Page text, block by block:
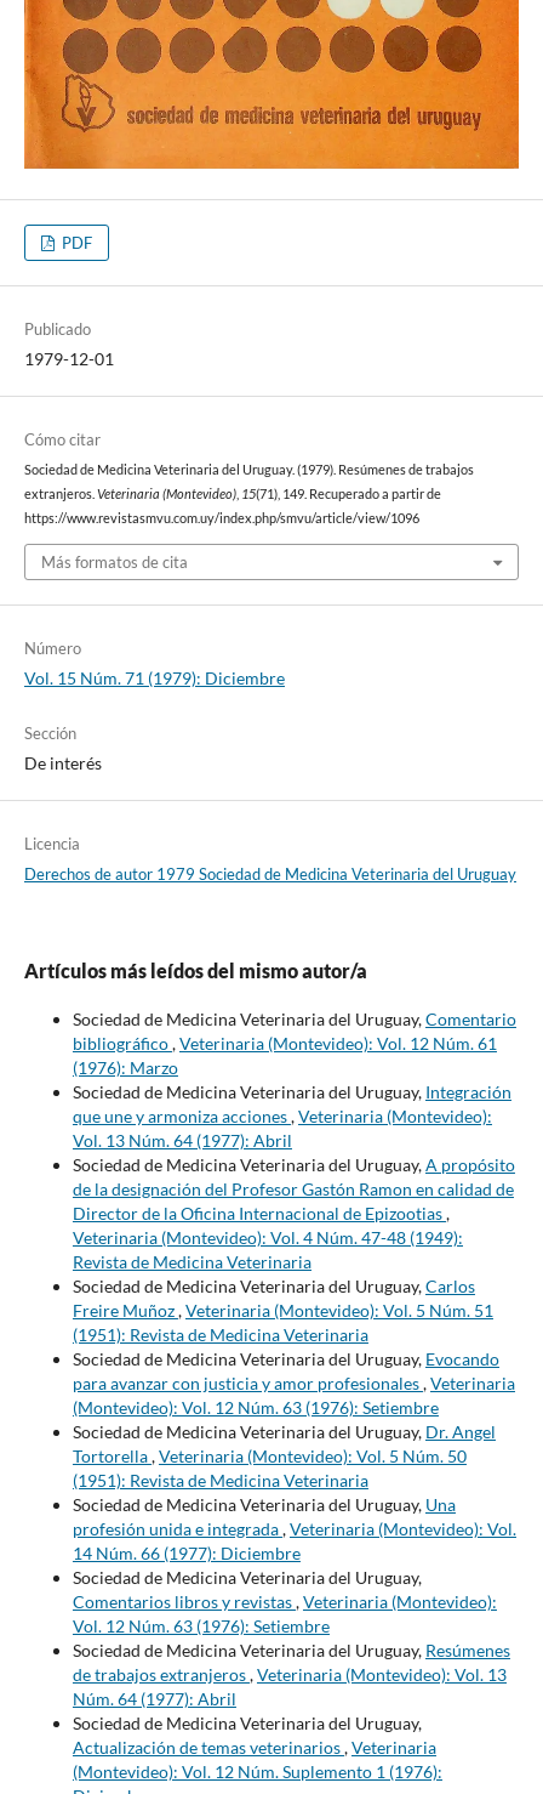
PDF
Publicado
1979-12-01
Cómo citar
Sociedad de Medicina Veterinaria del Uruguay. (1979). Resúmenes de trabajos
extranjeros. Veterinaria (Montevideo), 15(71), 149. Recuperado a partir de
https://www.revistasmvu.com.uy/index.php/smvu/article/view/1096
Más formatos de cita
Número
Vol. 15 Núm. 71 (1979): Diciembre
Sección
De interés
Licencia
Derechos de autor 1979 Sociedad de Medicina Veterinaria del Uruguay
Artículos más leídos del mismo autor/a
Sociedad de Medicina Veterinaria del Uruguay,Comentario
bibliográfico,Veterinaria (Montevideo): Vol. 12 Núm. 61
(1976): Marzo
Sociedad de Medicina Veterinaria del Uruguay, Integración
que une y armoniza acciones,Veterinaria (Montevideo):
Vol. 13 Núm. 64 (1977): Abril
Sociedad de Medicina Veterinaria del Uruguay,A propósito
de la designación del Profesor Gastón Ramon en calidad de
Director de la Oficina Internacional de Epizootias,
Veterinaria (Montevideo): Vol. 4 Núm. 47-48 (1949):
Revista de Medicina Veterinaria
Sociedad de Medicina Veterinaria del Uruguay,Carlos
Freire Muñoz,Veterinaria (Montevideo): Vol. 5 Núm. 51
(1951): Revista de Medicina Veterinaria
Sociedad de Medicina Veterinaria del Uruguay, Evocando
para avanzar con justicia y amor profesionales,Veterinaria
(Montevideo): Vol. 12 Núm. 63 (1976): Setiembre
Sociedad de Medicina Veterinaria del Uruguay, Dr. Angel
Tortorella,Veterinaria (Montevideo): Vol. 5 Núm. 50
(1951): Revista de Medicina Veterinaria
Sociedad de Medicina Veterinaria del Uruguay, Una
profesión unida e integrada,Veterinaria (Montevideo): Vol.
14 Núm. 66 (1977): Diciembre
Sociedad de Medicina Veterinaria del Uruguay,
Comentarios libros y revistas,Veterinaria (Montevideo):
Vol. 12 Núm. 63 (1976): Setiembre
Sociedad de Medicina Veterinaria del Uruguay, Resúmenes
de trabajos extranjeros,Veterinaria (Montevideo): Vol. 13
Núm. 64 (1977): Abril
Sociedad de Medicina Veterinaria del Uruguay,
Actualización de temas veterinarios,Veterinaria
(Montevideo): Vol. 12 Núm. Suplemento 1 (1976):